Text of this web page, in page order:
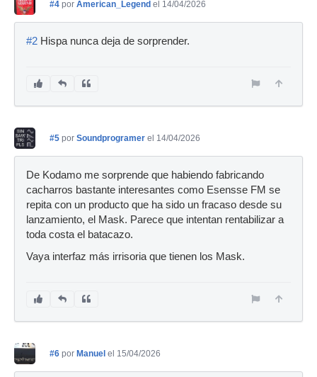
#4 por American_Legend el 14/04/2026
#2 Hispa nunca deja de sorprender.
#5 por Soundprogramer el 14/04/2026
De Kodamo me sorprende que habiendo fabricando
cacharros bastante interesantes como Esensse FM se
repita con un producto que ha sido un fracaso desde su
lanzamiento, el Mask. Parece que intentan rentabilizar a
toda costa el batacazo.
Vaya interfaz más irrisoria que tienen los Mask.
#6 por Manuel el 15/04/2026